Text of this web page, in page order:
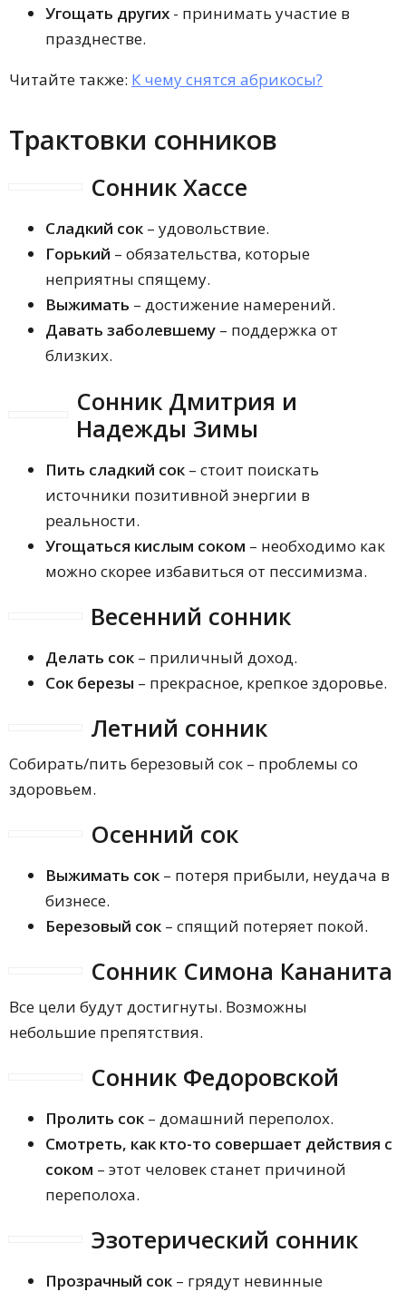
Угощать других - принимать участие в
празднестве.
Читайте также: К чему снятся абрикосы?
Трактовки сонников
Сонник Хассе
Сладкий сок – удовольствие.
Горький – обязательства, которые
неприятны спящему.
Выжимать – достижение намерений.
Давать заболевшему – поддержка от
близких.
Сонник Дмитрия и
Надежды Зимы
Пить сладкий сок – стоит поискать
источники позитивной энергии в
реальности.
Угощаться кислым соком – необходимо как
можно скорее избавиться от пессимизма.
Весенний сонник
Делать сок – приличный доход.
Сок березы – прекрасное, крепкое здоровье.
Летний сонник
Собирать/пить березовый сок – проблемы со
здоровьем.
Осенний сок
Выжимать сок – потеря прибыли, неудача в
бизнесе.
Березовый сок – спящий потеряет покой.
Сонник Симона Кананита
Все цели будут достигнуты. Возможны
небольшие препятствия.
Сонник Федоровской
Пролить сок – домашний переполох.
Смотреть, как кто-то совершает действия с
соком – этот человек станет причиной
переполоха.
Эзотерический сонник
Прозрачный сок – грядут невинные